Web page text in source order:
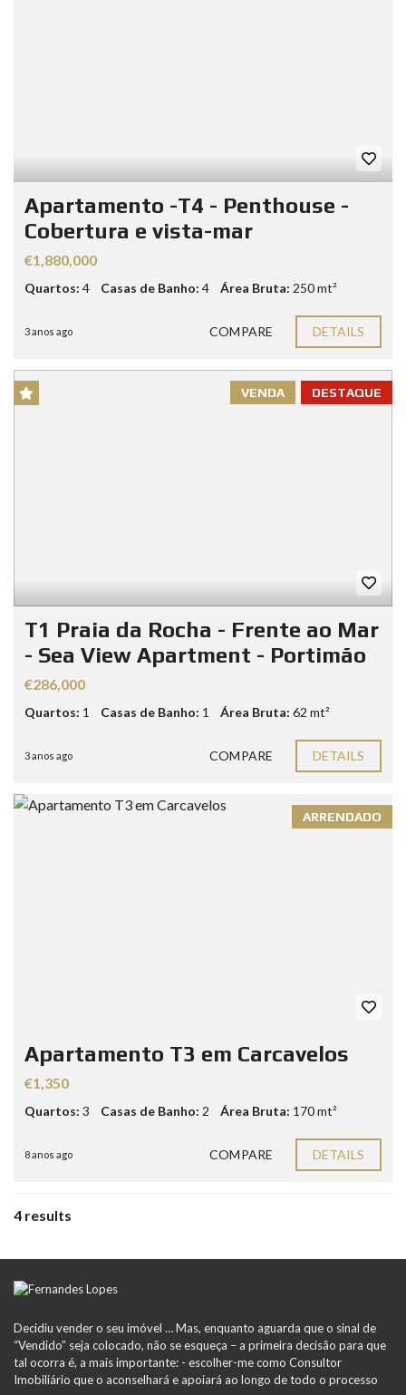
Apartamento -T4 - Penthouse -
Cobertura e vista-mar
€1,880,000
Quartos: 4 Casas de Banho: 4 Área Bruta: 250 mt²
3 anos ago COMPARE DETAILS
DESTAQUE
VENDA
T1 Praia da Rocha - Frente ao Mar
- Sea View Apartment - Portimão
€286,000
Quartos: 1 Casas de Banho: 1 Área Bruta: 62 mt²
3 anos ago COMPARE DETAILS
ARRENDADO
Apartamento T3 em Carcavelos
€1,350
Quartos: 3 Casas de Banho: 2 Área Bruta: 170 mt²
8 anos ago COMPARE DETAILS
4 results
Decidiu vender o seu imóvel … Mas, enquanto aguarda que o sinal de
“Vendido” seja colocado, não se esqueça – a primeira decisão para que
tal ocorra é, a mais importante: - escolher-me como Consultor
Imobiliário que o aconselhará e apoiará ao longo de todo o processo